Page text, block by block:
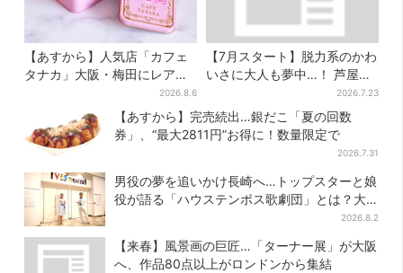
【あすから】人気店「カフェ
タナカ」大阪・梅田にレア商
品集結…本店人気パン＆限定
クッキー缶も！ 7日間の夏イ
ベント
2026.8.6
【7月スタート】脱力系のかわ
いさに大人も夢中…！ 芦屋の
美術館で「チェコ絵本」展、
老舗文具メーカーのグッズに
も注目
2026.7.23
【あすから】完売続出…銀だこ「夏の回数
券」、“最大2811円”お得に！数量限定で
2026.7.31
男役の夢を追いかけ長崎へ…トップスターと娘
役が語る「ハウステンボス歌劇団」とは？大
2026.8.2
【来春】風景画の巨匠…「ターナー展」が大阪
へ、作品80点以上がロンドンから集結